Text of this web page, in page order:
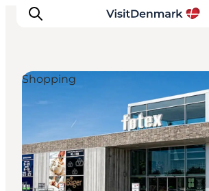
Inspiration
Resmål
Aktiviteter
Övernatta
Shopping